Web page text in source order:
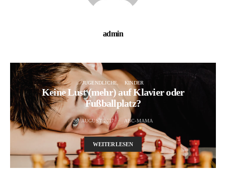
admin
JUGENDLICHE KINDER
Keine Lust (mehr) auf Klavier oder
Fußballplatz?
30. AUGUST 2017 ABC-MAMA
WEITERLESEN